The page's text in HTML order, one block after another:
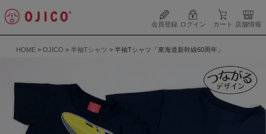
会員登録 ログイン カート 店舗情報
HOME OJICO 半袖Tシャツ 半袖Tシャツ「東海道新幹線60周年」